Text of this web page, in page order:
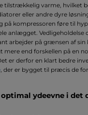
tilstrækkelig varme, hvilket
eller andre dyre
på kompressoren føre til
anlægget. Vedligeholdelse
arbejder på grænsen af sin
mere end forskellen på en
er derfor en klart bedre
, der er bygget til præcis de
ydeevne i det